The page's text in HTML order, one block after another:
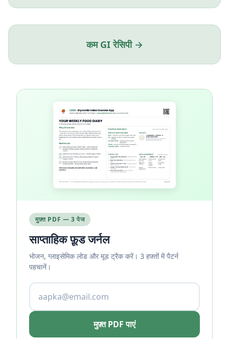
कम GI रेसिपी →
मुफ़्त PDF — 3 पेज
साप्ताहिक फ़ूड जर्नल
भोजन, ग्लाइसेमिक लोड और मूड ट्रैक करें। 3 हफ़्तों में पैटर्न
पहचानें।
मुफ़्त PDF पाएं